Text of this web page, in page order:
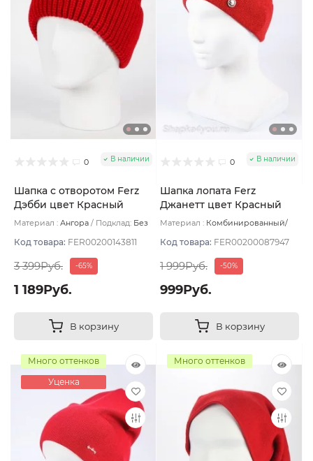
0 В наличии
Шапка с отворотом Ferz
Дэбби цвет Красный
Материал : Ангора Подклад: Без
Код товара: FER00200143811
3 399Руб. -65%
1 189Руб.
В корзину
0 В наличии
Шапка лопата Ferz
Джанетт цвет Красный
Материал : Комбинированный/
Код товара: FER00200087947
1 999Руб. -50%
999Руб.
В корзину
Много оттенков
Уценка
Много оттенков